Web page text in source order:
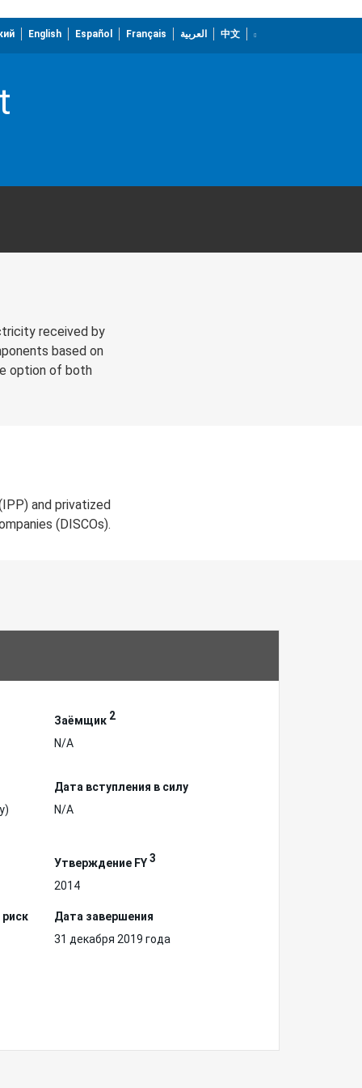
English Español Français العربية 中文
received by
based on
option of both
and privatized
(DISCOs).
Заёмщик 2
N/A
Дата вступления в силу
N/A
Утверждение FY3
2014
Дата завершения
31 декабря 2019 года